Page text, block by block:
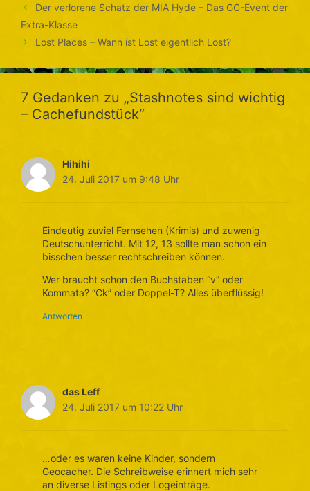
Der verlorene Schatz der MIA Hyde – Das GC-Event der
Extra-Klasse
Lost Places – Wann ist Lost eigentlich Lost?
7 Gedanken zu „Stashnotes sind wichtig
– Cachefundstück“
Hihihi
24. Juli 2017 um 9:48 Uhr
Eindeutig zuviel Fernsehen (Krimis) und zuwenig
Deutschunterricht. Mit 12, 13 sollte man schon ein
bisschen besser rechtschreiben können.
Wer braucht schon den Buchstaben “v” oder
Kommata? “Ck” oder Doppel-T? Alles überflüssig!
Antworten
das Leff
24. Juli 2017 um 10:22 Uhr
…oder es waren keine Kinder, sondern
Geocacher. Die Schreibweise erinnert mich sehr
an diverse Listings oder Logeinträge.